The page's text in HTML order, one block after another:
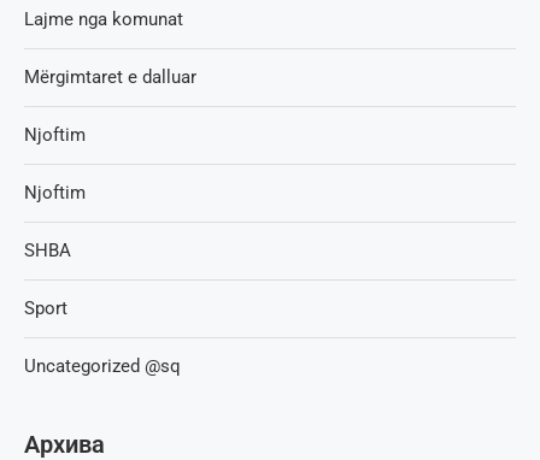
Lajme nga komunat
Mërgimtaret e dalluar
Njoftim
Njoftim
SHBA
Sport
Uncategorized @sq
Архива